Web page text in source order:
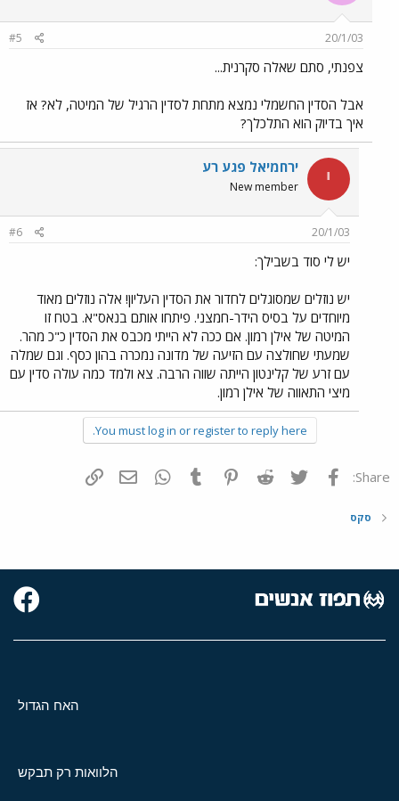
20/1/03
#5
צפנתי, סתם שאלה סקרנית...
אבל הסדין החשמלי נמצא מתחת לסדין הרגיל של המיטה, לא? אז
איך בדיוק הוא התלכלך?
י ירחמיאל פגע רע
New member
20/1/03
#6
יש לי סוד בשבילך:
יש נוזלים שמסוגלים לחדור את הסדין העליון! אלה נוזלים מאוד
מיוחדים על בסיס הידר-חמצני. פיתחו אותם בנאס"א. בטח זו
המיטה של אילן רמון. אם ככה לא הייתי מכבס את הסדין כ"כ מהר.
שמעתי שחולצה עם הזיעה של מדונה נמכרה בהון כסף. וגם שמלה
עם זרע של קלינטון הייתה שווה הרבה. צא ולמד כמה עולה סדין עם
מיצי התאווה של אילן רמון.
You must log in or register to reply here.
Share: פייסבוק Twitter
Reddit
Pinterest
Tumblr
WhatsAppדואר אלקטרוני
סקס
האח הגדול
הלוואות רק תבקש